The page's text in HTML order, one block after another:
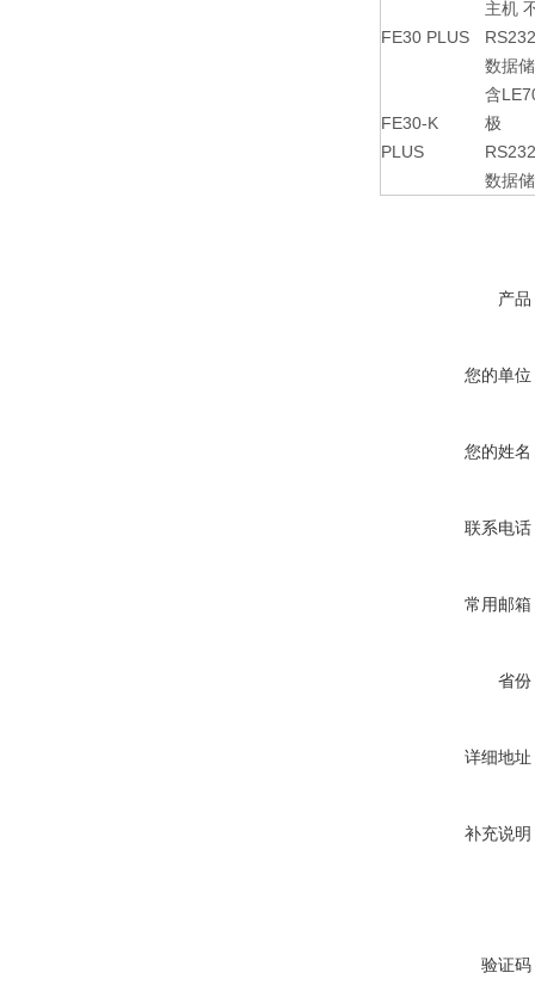
FE30 PLUS
主机
数据
FE30-K
PLUS
含
极
数据
产品
您的单位
您的姓名
联系电话
常用邮箱
省份
详细地址
补充说明
验证码